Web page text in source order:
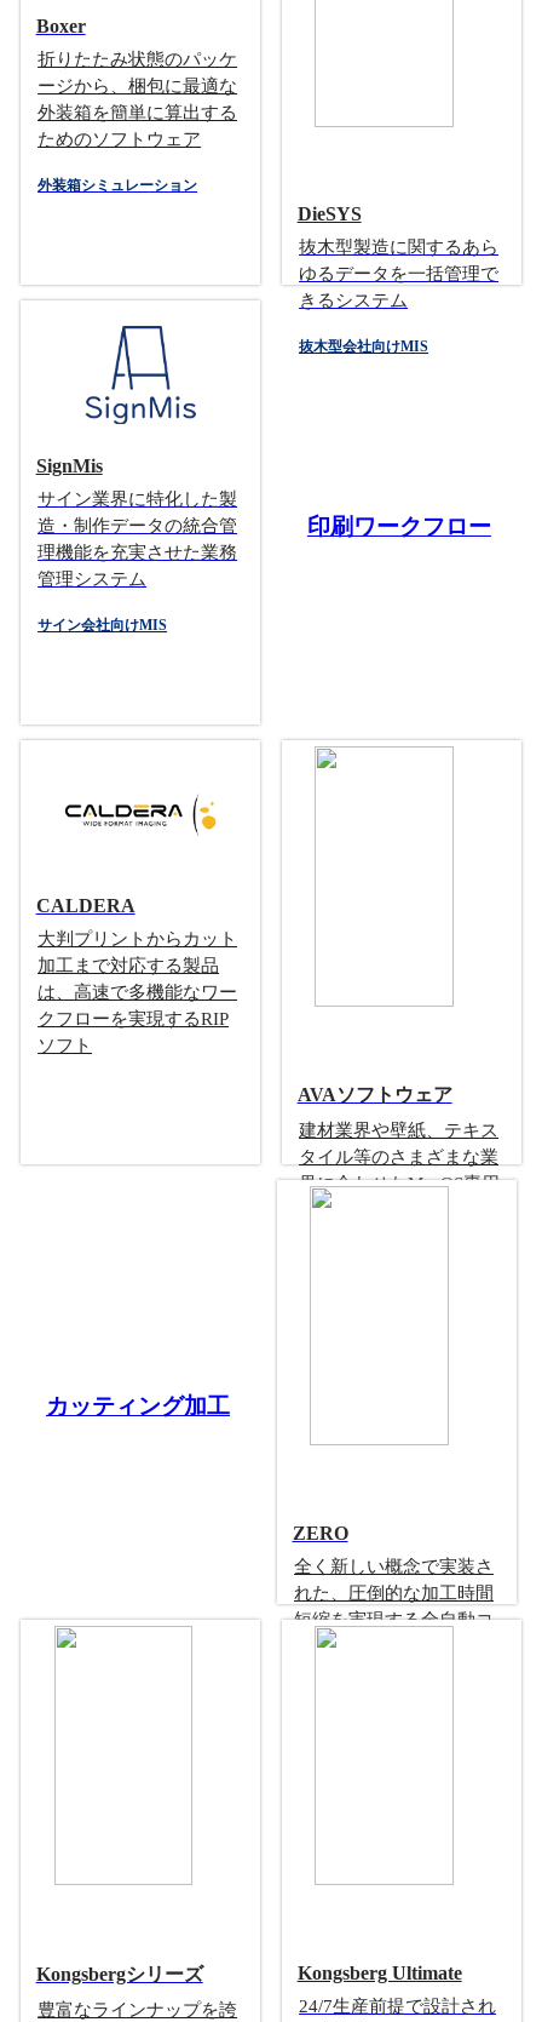
Boxer
折りたたみ状態のパッケ
ージから、梱包に最適な
外装箱を簡単に算出する
ためのソフトウェア
外装箱シミュレーション
DieSYS
抜木型製造に関するあら
ゆるデータを一括管理で
きるシステム
抜木型会社向けMIS
SignMis
サイン業界に特化した製
造・制作データの統合管
理機能を充実させた業務
管理システム
サイン会社向けMIS
印刷ワークフロー
CALDERA
大判プリントからカット
加工まで対応する製品
は、高速で多機能なワー
クフローを実現するRIP
ソフト
AVAソフトウェア
建材業界や壁紙、テキス
タイル等のさまざまな業
界に合わせたMacOS専用
グラフィックエディター
カッティング加工
ZERO
全く新しい概念で実装さ
れた、圧倒的な加工時間
短縮を実現する全自動コ
ンバーティングマシン
Kongsbergシリーズ
豊富なラインナップを誇
Kongsberg Ultimate
24/7生産前提で設計され